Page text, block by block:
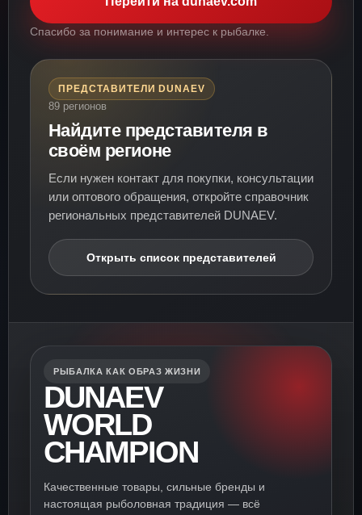
Спасибо за понимание и интерес к рыбалке.
ПРЕДСТАВИТЕЛИ DUNAEV
89 регионов
Найдите представителя в
своём регионе
Если нужен контакт для покупки, консультации
или оптового обращения, откройте справочник
региональных представителей DUNAEV.
Открыть список представителей
РЫБАЛКА КАК ОБРАЗ ЖИЗНИ
DUNAEV
WORLD
CHAMPION
Качественные товары, сильные бренды и
настоящая рыболовная традиция — всё